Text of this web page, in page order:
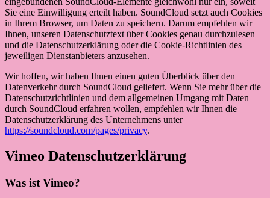
Sie eine Einwilligung erteilt haben. SoundCloud setzt auch Cookies
in Ihrem Browser, um Daten zu speichern. Darum empfehlen wir
Ihnen, unseren Datenschutztext über Cookies genau durchzulesen
und die Datenschutzerklärung oder die Cookie-Richtlinien des
jeweiligen Dienstanbieters anzusehen.
Wir hoffen, wir haben Ihnen einen guten Überblick über den
Datenverkehr durch SoundCloud geliefert. Wenn Sie mehr über die
Datenschutzrichtlinien und dem allgemeinen Umgang mit Daten
durch SoundCloud erfahren wollen, empfehlen wir Ihnen die
Datenschutzerklärung des Unternehmens unter
https://soundcloud.com/pages/privacy.
Vimeo Datenschutzerklärung
Was ist Vimeo?